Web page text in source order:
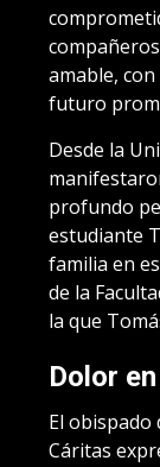
amable,
futuro
Desde la
profundo
estudiante
familia en
de la
la que
Dolor
El obispado
Cáritas